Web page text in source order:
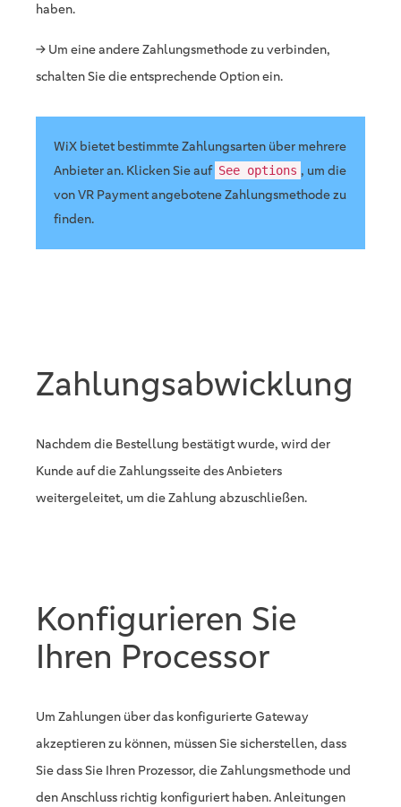
haben.
→ Um eine andere Zahlungsmethode zu verbinden,
schalten Sie die entsprechende Option ein.
WiX bietet bestimmte Zahlungsarten über mehrere
Anbieter an. Klicken Sie auf See options , um die
von VR Payment angebotene Zahlungsmethode zu
finden.
Zahlungsabwicklung
Nachdem die Bestellung bestätigt wurde, wird der
Kunde auf die Zahlungsseite des Anbieters
weitergeleitet, um die Zahlung abzuschließen.
Konfigurieren Sie
Ihren Processor
Um Zahlungen über das konfigurierte Gateway
akzeptieren zu können, müssen Sie sicherstellen, dass
Sie dass Sie Ihren Prozessor, die Zahlungsmethode und
den Anschluss richtig konfiguriert haben. Anleitungen